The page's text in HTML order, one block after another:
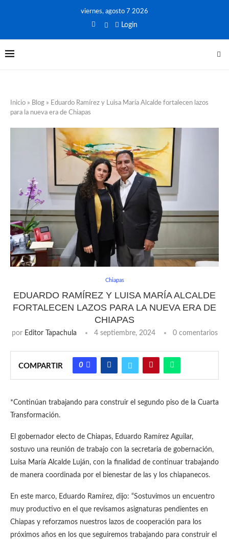
viernes, agosto 7 2026
Login
Inicio » Blog » Eduardo Ramírez y Luisa María Alcalde fortalecen lazos
para la nueva era de Chiapas
Chiapas
EDUARDO RAMÍREZ Y LUISA MARÍA ALCALDE
FORTALECEN LAZOS PARA LA NUEVA ERA DE
CHIAPAS
por Editor Tapachula 4 septiembre, 2024 0 comentarios
COMPARTIR 0
*Continúan trabajando para construir el segundo piso de la Cuarta
Transformación.
El gobernador electo de Chiapas, Eduardo Ramírez Aguilar,
sostuvo una reunión de trabajo con la secretaria de gobernación,
Luisa María Alcalde Luján, con la finalidad de continuar trabajando
de manera coordinada por el bienestar de las y los chiapanecos.
En este marco, Eduardo Ramírez, dijo: “Sostuvimos un encuentro
muy productivo en el que revisamos asignaturas pendientes en
Chiapas y reforzamos nuestros lazos de cooperación para los
próximos años en los que seguiremos trabajando para construir el